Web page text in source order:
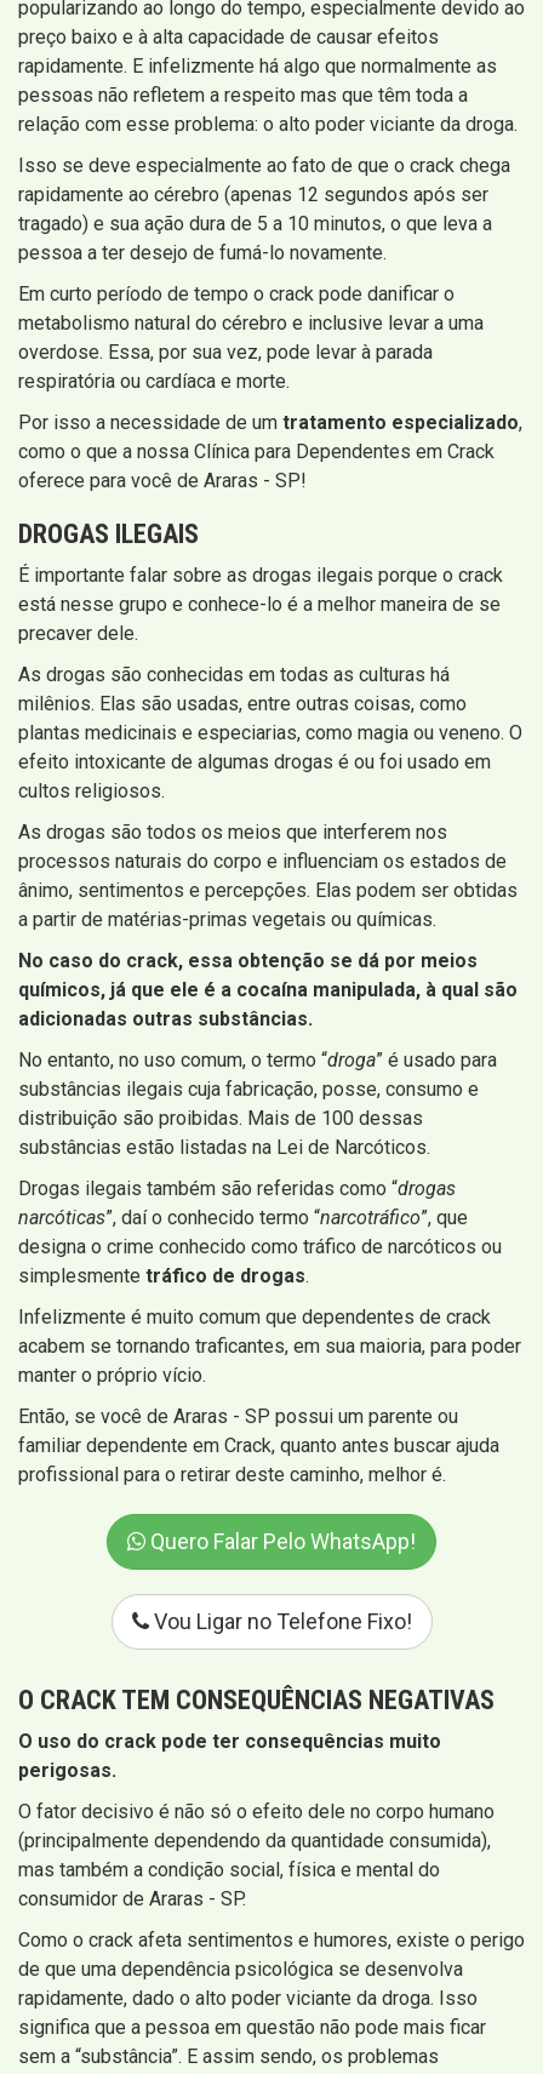
popularizando ao longo do tempo, especialmente devido ao
preço baixo e à alta capacidade de causar efeitos
rapidamente. E infelizmente há algo que normalmente as
pessoas não refletem a respeito mas que têm toda a
relação com esse problema: o alto poder viciante da droga.
Isso se deve especialmente ao fato de que o crack chega
rapidamente ao cérebro (apenas 12 segundos após ser
tragado) e sua ação dura de 5 a 10 minutos, o que leva a
pessoa a ter desejo de fumá-lo novamente.
Em curto período de tempo o crack pode danificar o
metabolismo natural do cérebro e inclusive levar a uma
overdose. Essa, por sua vez, pode levar à parada
respiratória ou cardíaca e morte.
Por isso a necessidade de um tratamento especializado,
como o que a nossa Clínica para Dependentes em Crack
oferece para você de Araras - SP!
DROGAS ILEGAIS
É importante falar sobre as drogas ilegais porque o crack
está nesse grupo e conhece-lo é a melhor maneira de se
precaver dele.
As drogas são conhecidas em todas as culturas há
milênios. Elas são usadas, entre outras coisas, como
plantas medicinais e especiarias, como magia ou veneno. O
efeito intoxicante de algumas drogas é ou foi usado em
cultos religiosos.
As drogas são todos os meios que interferem nos
processos naturais do corpo e influenciam os estados de
ânimo, sentimentos e percepções. Elas podem ser obtidas
a partir de matérias-primas vegetais ou químicas.
No caso do crack, essa obtenção se dá por meios
químicos, já que ele é a cocaína manipulada, à qual são
adicionadas outras substâncias.
No entanto, no uso comum, o termo “droga” é usado para
substâncias ilegais cuja fabricação, posse, consumo e
distribuição são proibidas. Mais de 100 dessas
substâncias estão listadas na Lei de Narcóticos.
Drogas ilegais também são referidas como “drogas
narcóticas”, daí o conhecido termo “narcotráfico”, que
designa o crime conhecido como tráfico de narcóticos ou
simplesmente tráfico de drogas.
Infelizmente é muito comum que dependentes de crack
acabem se tornando traficantes, em sua maioria, para poder
manter o próprio vício.
Então, se você de Araras - SP possui um parente ou
familiar dependente em Crack, quanto antes buscar ajuda
profissional para o retirar deste caminho, melhor é.
Quero Falar Pelo WhatsApp!
Vou Ligar no Telefone Fixo!
O CRACK TEM CONSEQUÊNCIAS NEGATIVAS
O uso do crack pode ter consequências muito
perigosas.
O fator decisivo é não só o efeito dele no corpo humano
(principalmente dependendo da quantidade consumida),
mas também a condição social, física e mental do
consumidor de Araras - SP.
Como o crack afeta sentimentos e humores, existe o perigo
de que uma dependência psicológica se desenvolva
rapidamente, dado o alto poder viciante da droga. Isso
significa que a pessoa em questão não pode mais ficar
sem a “substância”. E assim sendo, os problemas